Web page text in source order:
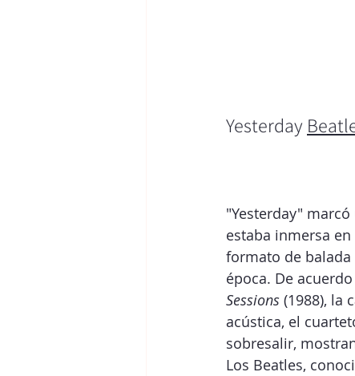
Yesterday
"Yesterday"
estaba inmersa
formato de balada
época. De
Sessions (1988), la
acústica, el
sobresalir,
Los Beatles,